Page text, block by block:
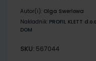
Autor(i): Olga Swerlowa
Nakladnik: PROFIL KLETT
DOM
SKU: 567044